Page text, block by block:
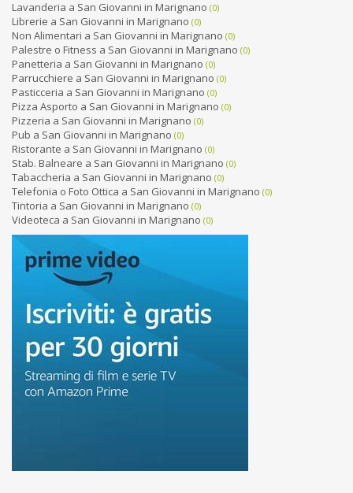
Lavanderia a San Giovanni in Marignano (0)
Librerie a San Giovanni in Marignano (0)
Non Alimentari a San Giovanni in Marignano (0)
Palestre o Fitness a San Giovanni in Marignano (0)
Panetteria a San Giovanni in Marignano (0)
Parrucchiere a San Giovanni in Marignano (0)
Pasticceria a San Giovanni in Marignano (0)
Pizza Asporto a San Giovanni in Marignano (0)
Pizzeria a San Giovanni in Marignano (0)
Pub a San Giovanni in Marignano (0)
Ristorante a San Giovanni in Marignano (0)
Stab. Balneare a San Giovanni in Marignano (0)
Tabaccheria a San Giovanni in Marignano (0)
Telefonia o Foto Ottica a San Giovanni in Marignano (0)
Tintoria a San Giovanni in Marignano (0)
Videoteca a San Giovanni in Marignano (0)